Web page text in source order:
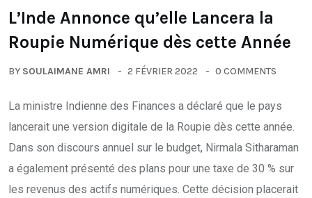
L’Inde Annonce qu’elle Lancera la
Roupie Numérique dès cette Année
BY SOULAIMANE AMRI 2 FÉVRIER 2022 0 COMMENTS
La ministre Indienne des Finances a déclaré que le pays
lancerait une version digitale de la Roupie dès cette année.
Dans son discours annuel sur le budget, Nirmala Sitharaman
a également présenté des plans pour une taxe de 30 % sur
les revenus des actifs numériques. Cette décision placerait